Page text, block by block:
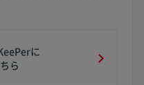
に
ら